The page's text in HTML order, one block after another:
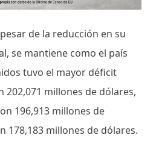
de la reducción en su
se mantiene como el país
tuvo el mayor déficit
202,071 millones de dólares,
196,913 millones de
178,183 millones de dólares.